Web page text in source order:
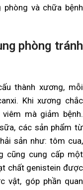
và chữa bệnh
phòng tránh
thành xương, mỗi
Khi xương chắc
mà giảm bệnh.
các sản phẩm từ
sản như: tôm cua,
cũng cung cấp một
chất genistein được
vật, góp phần quan